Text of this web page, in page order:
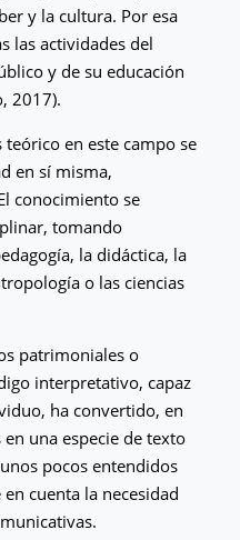
y la cultura. Por esa
las actividades del
y de su educación
2017).
en este campo se
en sí misma,
conocimiento se
tomando
la didáctica, la
o las ciencias
patrimoniales o
interpretativo, capaz
ha convertido, en
una especie de texto
pocos entendidos
cuenta la necesidad